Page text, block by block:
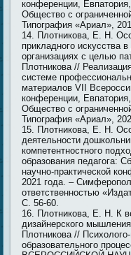
конференции,
Общество с
Типография «Ариал»,
Плотникова, Е. Н.
прикладного искусства
организациях с целью
Плотникова //
системе
материалов VII
конференции,
Общество с
Типография «Ариал»,
Плотникова, Е. Н.
деятельности
компетентностного
образования педагога:
научно-практической
2021 года. –
ответственностью
С. 56-60.
Плотникова, Е. Н. К
дизайнерского
Плотникова //
образовательного